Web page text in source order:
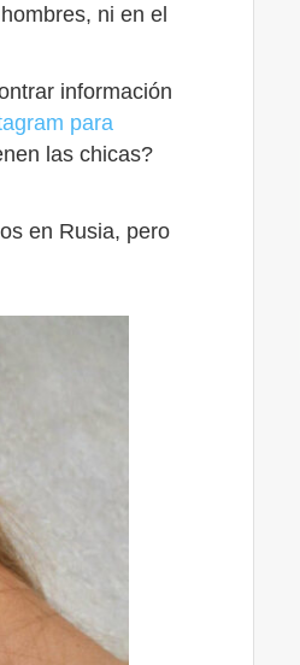
ni en el
información
para
las chicas?
en Rusia, pero